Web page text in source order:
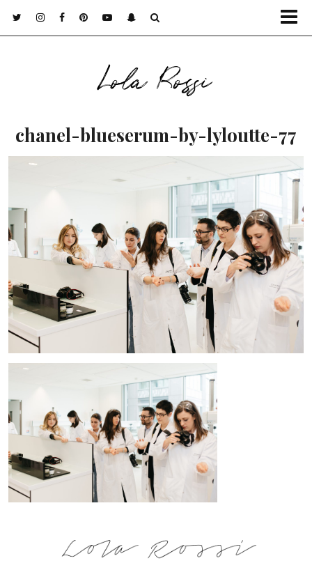
Lola Rossi
chanel-blueserum-by-lyloutte-77